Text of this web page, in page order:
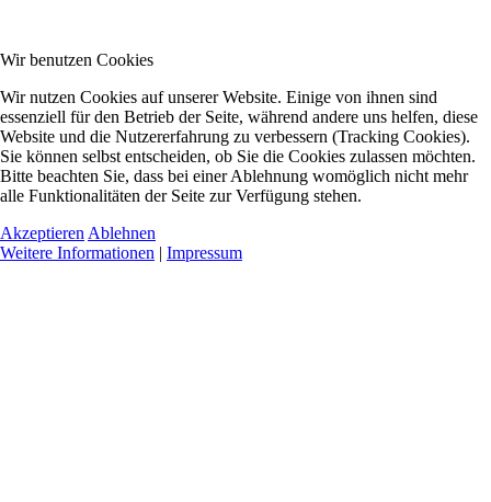
Wir benutzen Cookies
Wir nutzen Cookies auf unserer Website. Einige von ihnen sind
essenziell für den Betrieb der Seite, während andere uns helfen, diese
Website und die Nutzererfahrung zu verbessern (Tracking Cookies).
Sie können selbst entscheiden, ob Sie die Cookies zulassen möchten.
Bitte beachten Sie, dass bei einer Ablehnung womöglich nicht mehr
alle Funktionalitäten der Seite zur Verfügung stehen.
Akzeptieren Ablehnen
Weitere Informationen | Impressum